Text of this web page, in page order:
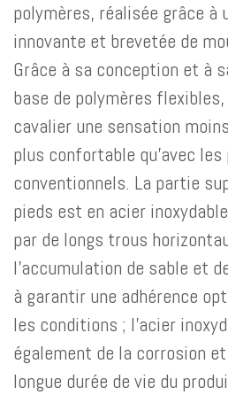
polymères, réalisée grâce à
innovante et brevetée de
Grâce à sa conception et à
base de polymères
cavalier une sensation
plus confortable qu'avec les
conventionnels. La partie
pieds est en acier
par de longs trous
l'accumulation de sable et
à garantir une adhérence
les conditions ; l'acier
également de la corrosion
longue durée de vie du